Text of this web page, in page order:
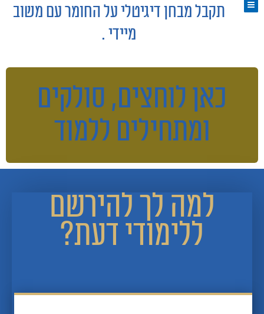
תקבל מבחן דיגיטלי על החומר עם משוב
מיידי .
כאן לוחצים, סולקים
ומתחילים ללמוד
למה לך להירשם
ללימודי דעת?